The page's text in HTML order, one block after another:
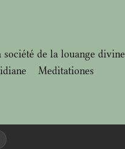
société de la louange divine
Meditationes